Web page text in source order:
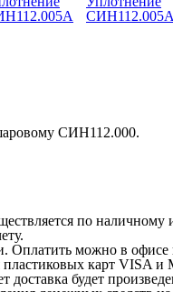
СИН112.000.
по наличному
Оплатить можно в офисе
пластиковых карт VISA и
доставка будет